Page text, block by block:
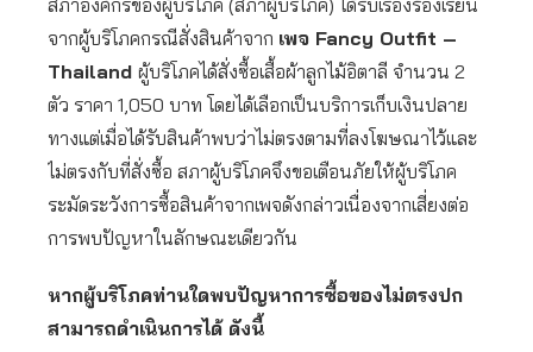
สภาองค์กรของผู้บริโภค (สภาผู้บริโภค) ได้รับเรื่องร้องเรียน
จากผู้บริโภคกรณีสั่งสินค้าจาก เพจ Fancy Outfit –
Thailand ผู้บริโภคได้สั่งซื้อเสื้อผ้าลูกไม้อิตาลี จำนวน 2
ตัว ราคา 1,050 บาท โดยได้เลือกเป็นบริการเก็บเงินปลาย
ทางแต่เมื่อได้รับสินค้าพบว่าไม่ตรงตามที่ลงโฆษณาไว้และ
ไม่ตรงกับที่สั่งซื้อ สภาผู้บริโภคจึงขอเตือนภัยให้ผู้บริโภค
ระมัดระวังการซื้อสินค้าจากเพจดังกล่าวเนื่องจากเสี่ยงต่อ
การพบปัญหาในลักษณะเดียวกัน
หากผู้บริโภคท่านใดพบปัญหาการซื้อของไม่ตรงปก
สามารถดำเนินการได้ ดังนี้